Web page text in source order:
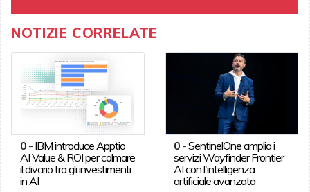
NOTIZIE CORRELATE
0- IBM introduce Apptio
AI Value & ROI per colmare
il divario tra gli investimenti
in AI
0 -SentinelOne amplia i
servizi Wayfinder Frontier
AI con l'intelligenza
artificiale avanzata